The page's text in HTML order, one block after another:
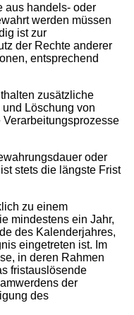
aus handels- oder
werden müssen
ist zur
der Rechte anderer
entsprechend
zusätzliche
und Löschung von
oder
stets die längste Frist
zu einem
mindestens ein Jahr,
des Kalenderjahres,
eingetreten ist. Im
in deren Rahmen
fristauslösende
der
des